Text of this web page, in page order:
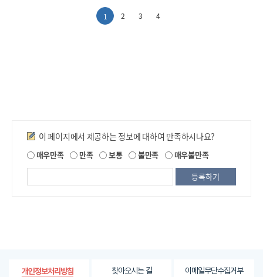
1 2 3 4
만족도조사
이 페이지에서 제공하는 정보에 대하여 만족하시나요?
매우만족 만족 보통 불만족 매우불만족
되
는
가
개인정보처리방침 찾아오시는 길 이메일무단수집거부